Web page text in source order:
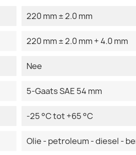
220 mm ± 2.0 mm
220 mm ± 2.0 mm + 4.0 mm
Nee
5-Gaats SAE 54 mm
-25 °C tot +65 °C
Olie - petroleum - diesel -